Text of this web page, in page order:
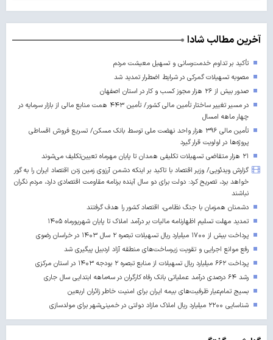
آخرین مطالب شادا
تأکید بر تداوم خدمت‌رسانی و تسهیل معیشت مردم
مصوبه تسهیلات گمرکی در شرایط اضطرار تمدید شد
صدور بیش از ۲۶ هزار مجوز کسب‌ و کار در استان اصفهان
در مسیر تغییر ساختار تأمین مالی کشور/ تأمین ۴۴۳ همت منابع مالی از بازار سرمایه در
چهار ماهه امسال
تأمین مالی ۳۹۶ هزار واحد نهضت ملی توسط بانک مسکن/ تسریع فروش اقساطی
پروژه‌ها در اولویت قرار گیرد
۲۱ هزار متقاضی تسهیلات تکلیفی همدان تا پایان مهرماه تعیین‌تکلیف می‌شوند
گزارش ویدئویی/ وزیر اقتصاد با تاکید بر اینکه دشمن آرزوی زمین زدن اقتصاد ایران را به گور
خواهد برد، تصریح کرد: دولت برای دو سال آینده برنامه مقاومت اقتصادی دارد، مردم نگران
نباشند
دشمنان همزمان با جنگ نظامی، اقتصاد کشور را هدف گرفتند
تمدید مهلت تسلیم اظهارنامه مالیات بر درآمد املاک تا پایان شهریورماه ۱۴۰۵
پرداخت بیش از ۱۷۰۰ میلیارد ریال تسهیلات تبصره ۲ سال ۱۴۰۳ در خراسان رضوی
رفع موانع اجرایی و تقویت زیرساخت‌های منطقه آزاد اردبیل پیگیری شد
پرداخت ۶۶۲ میلیارد ریال تسهیلات از منابع تبصره ۲ بودجه ۱۴۰۳ در استان مرکزی
رشد ۶۴ درصدی درآمد عملیاتی بانک رفاه کارگران در سه‌ماهه ابتدایی سال جاری
بسیج تمام‌عیار ظرفیت‌های بیمه ایران برای امنیت خاطر زائران اربعین
شناسایی ۲۲۰۰ میلیارد ریال املاک مازاد دولتی در خمینی‌شهر برای مولدسازی